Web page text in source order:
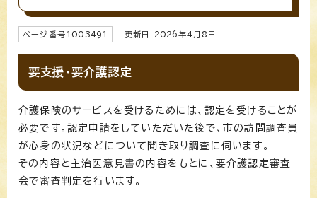
ページ番号1003491 更新日 2026年4月8日
要支援・要介護認定
介護保険のサービスを受けるためには、認定を受けることが
必要です。認定申請をしていただいた後で、市の訪問調査員
が心身の状況などについて聞き取り調査に伺います。
その内容と主治医意見書の内容をもとに、要介護認定審査
会で審査判定を行います。